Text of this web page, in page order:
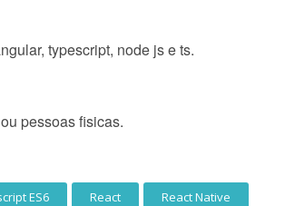
typescript, node js e ts.
pessoas fisicas.
ES6 React React Native